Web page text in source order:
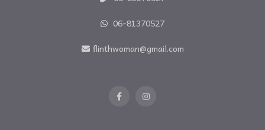
06-81370527
flinthwoman@gmail.com